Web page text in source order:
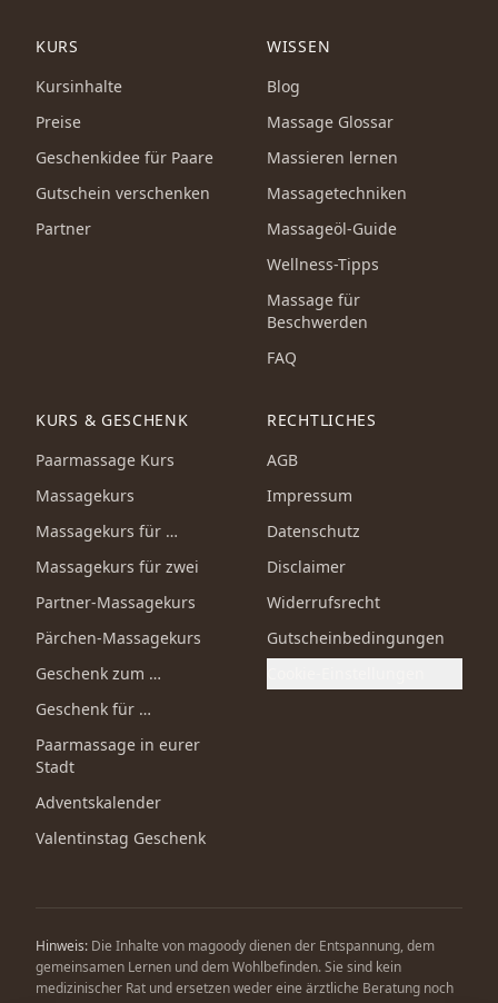
KURS
Kursinhalte
Preise
Geschenkidee für Paare
Gutschein verschenken
Partner
WISSEN
Blog
Massage Glossar
Massieren lernen
Massagetechniken
Massageöl-Guide
Wellness-Tipps
Massage für
Beschwerden
FAQ
KURS & GESCHENK
Paarmassage Kurs
Massagekurs
Massagekurs für …
Massagekurs für zwei
Partner-Massagekurs
Pärchen-Massagekurs
Geschenk zum …
Geschenk für …
Paarmassage in eurer
Stadt
Adventskalender
Valentinstag Geschenk
RECHTLICHES
AGB
Impressum
Datenschutz
Disclaimer
Widerrufsrecht
Gutscheinbedingungen
Hinweis: Die Inhalte von magoody dienen der Entspannung, dem
gemeinsamen Lernen und dem Wohlbefinden. Sie sind kein
medizinischer Rat und ersetzen weder eine ärztliche Beratung noch